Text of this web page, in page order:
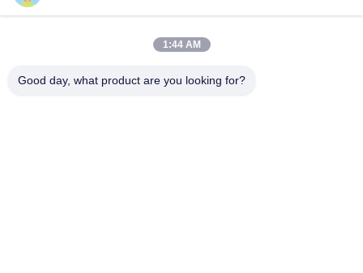
Grilles de drainage en fonte ductile pour tranchées et regards
Pièces agricoles mécaniques en fonte ductile personnalisées
1:44 AM
Good day, what product are you looking for?